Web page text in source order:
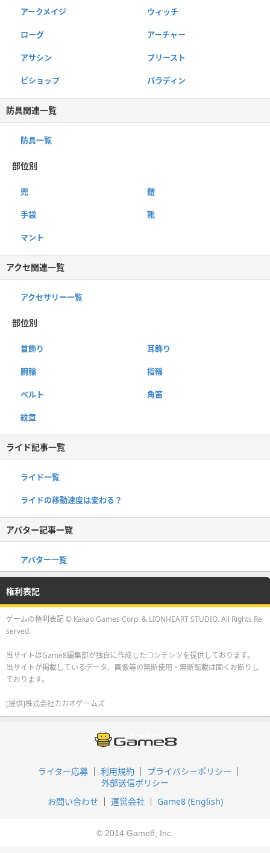
アークメイジ ウィッチ
ローグ アーチャー
アサシン プリースト
ビショップ パラディン
防具関連一覧
防具一覧
部位別
兜 鎧
手袋 靴
マント
アクセ関連一覧
アクセサリー一覧
部位別
首飾り 耳飾り
腕輪 指輪
ベルト 角笛
紋章
ライド記事一覧
ライド一覧
ライドの移動速度は変わる？
アバター記事一覧
アバター一覧
権利表記
ゲームの権利表記 © Kakao Games Corp. & LIONHEART STUDIO. All Rights Re
served.
当サイトはGame8編集部が独自に作成したコンテンツを提供しております。
当サイトが掲載しているデータ、画像等の無断使用・無断転載は固くお断りし
ております。
[提供]株式会社カカオゲームズ
ライター応募 利用規約
プライバシーポリシー
外部送信ポリシー
お問い合わせ
運営会社 Game8 (English)
© 2014 Game8, Inc.